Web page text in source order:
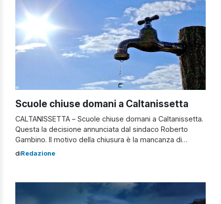
Scuole chiuse domani a Caltanissetta
CALTANISSETTA – Scuole chiuse domani a Caltanissetta.
Questa la decisione annunciata dal sindaco Roberto
Gambino. Il motivo della chiusura è la mancanza di
acqua, dovuta a un guasto alla conduttura idrica che
richiesta del primo cittadino, un tavolo tecnico […]
diRedazione